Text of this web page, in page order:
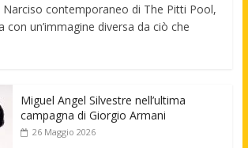
contemporaneo di The Pitti Pool,
con un’immagine diversa da ciò che
Miguel Angel Silvestre nell’ultima
campagna di Giorgio Armani
26 Maggio 2026